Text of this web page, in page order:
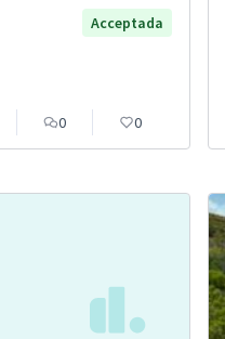
Acceptada
0 0